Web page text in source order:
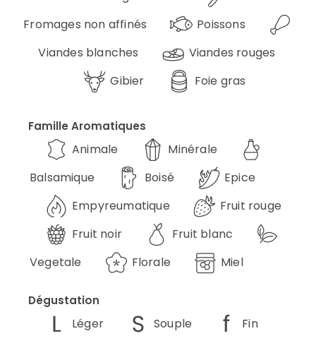
Fromages non affinés
Poissons
Viandes blanches
Viandes rouges
Gibier
Foie gras
Famille Aromatiques
Animale
Minérale
Balsamique
Boisé
Epice
Empyreumatique
Fruit rouge
Fruit noir
Fruit blanc
Vegetale
Florale Miel
Dégustation
Léger Souple
Fin